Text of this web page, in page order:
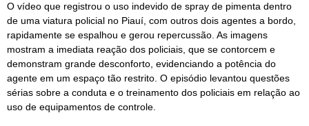
O vídeo que registrou o uso indevido de spray de pimenta dentro
de uma viatura policial no Piauí, com outros dois agentes a bordo,
rapidamente se espalhou e gerou repercussão. As imagens
mostram a imediata reação dos policiais, que se contorcem e
demonstram grande desconforto, evidenciando a potência do
agente em um espaço tão restrito. O episódio levantou questões
sérias sobre a conduta e o treinamento dos policiais em relação ao
uso de equipamentos de controle.